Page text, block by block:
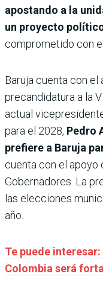
apostando a la
un proyecto
comprometido con
Baruja cuenta con el
precandidatura a la
actual
para el 2028, Pedro
prefiere a Baruja
cuenta con el apoyo
Gobernadores. La
las elecciones
año.
Te puede
Colombia será